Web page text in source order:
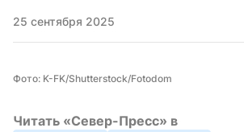
25 сентября 2025
Фото: K-FK/Shutterstock/Fotodom
Читать «Север-Пресс» в